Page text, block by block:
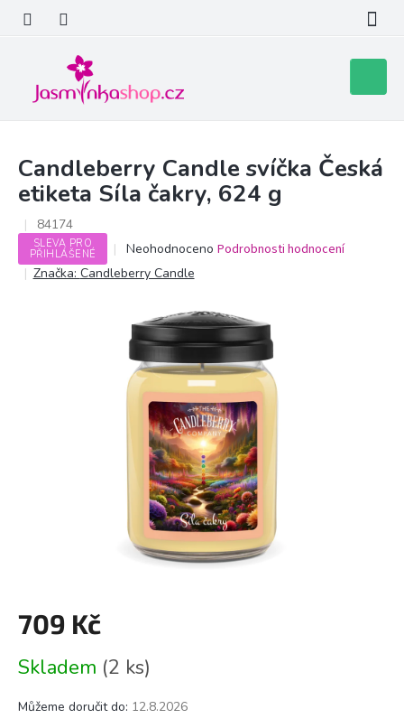
obsah
košík
Candleberry Candle svíčka Česká
etiketa Síla čakry, 624 g
84174
SLEVA PRO
PŘIHLÁŠENÉ
Průměrné
hodnocení
produktu
hvězdiček.
Neohodnoceno Podrobnosti hodnocení
Značka: Candleberry Candle
709 Kč
cena:
Skladem (2 ks)
Můžeme doručit do: 12.8.2026